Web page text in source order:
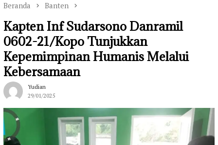
Beranda Banten
Kapten Inf Sudarsono Danramil
0602-21/Kopo Tunjukkan
Kepemimpinan Humanis Melalui
Kebersamaan
Yudian
29/01/2025